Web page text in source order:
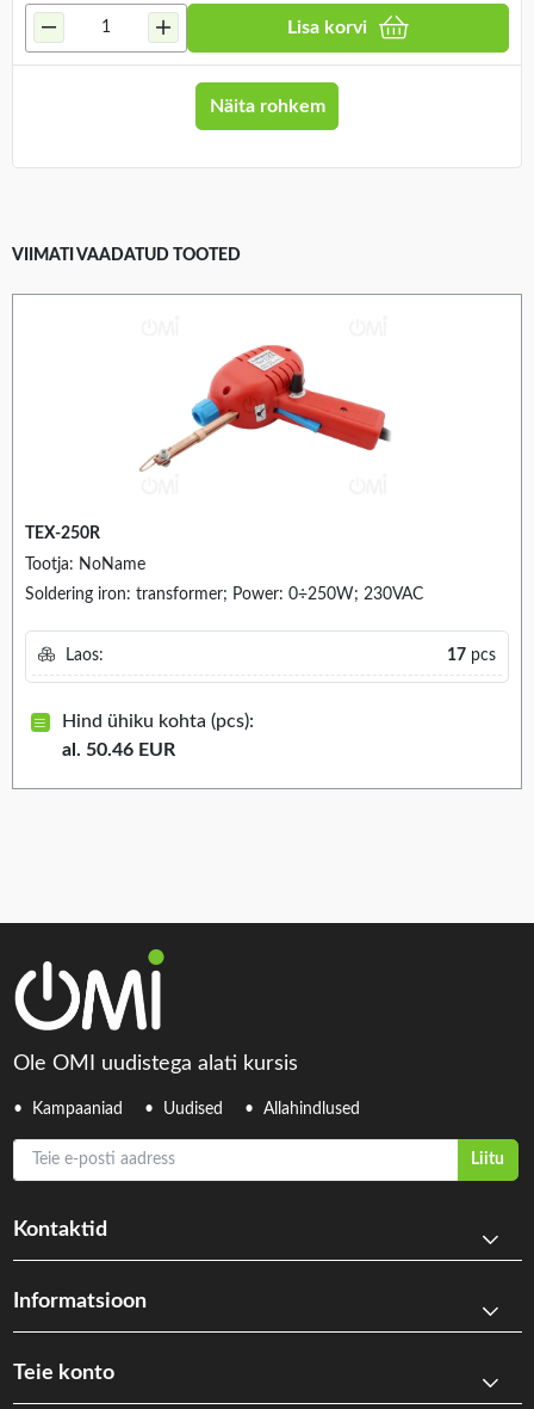
Lisa korvi
Näita rohkem
VIIMATI VAADATUD TOOTED
TEX-250R
Tootja: NoName
Soldering iron: transformer; Power: 0÷250W; 230VAC
Laos: 17 pcs
Hind ühiku kohta (pcs):
al. 50.46 EUR
Ole OMI uudistega alati kursis
Kampaaniad Uudised Allahindlused
Teie e-posti aadress
Liitu
Kontaktid
Informatsioon
Teie konto